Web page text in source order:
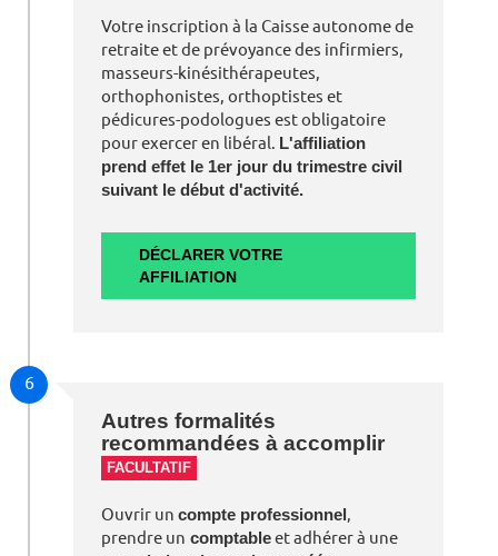
Votre inscription à la Caisse autonome de
retraite et de prévoyance des infirmiers,
masseurs-kinésithérapeutes,
orthophonistes, orthoptistes et
pédicures-podologues est obligatoire
pour exercer en libéral. L'affiliation
prend effet le 1er jour du trimestre civil
suivant le début d'activité.
DÉCLARER VOTRE
AFFILIATION
6
Autres formalités
recommandées à accomplir
FACULTATIF
Ouvrir un compte professionnel,
prendre un comptableet adhérer à une